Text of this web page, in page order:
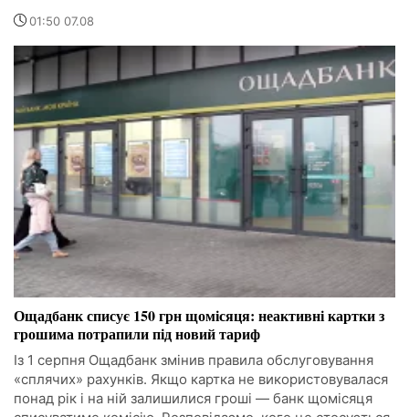
01:50 07.08
Ощадбанк списує 150 грн щомісяця: неактивні картки з
грошима потрапили під новий тариф
Із 1 серпня Ощадбанк змінив правила обслуговування
«сплячих» рахунків. Якщо картка не використовувалася
понад рік і на ній залишилися гроші — банк щомісяця